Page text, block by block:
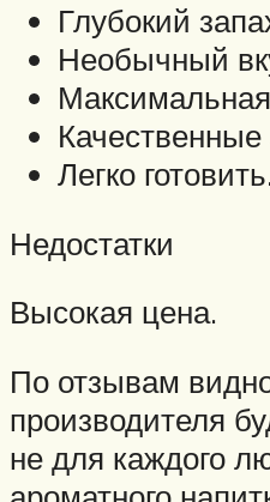
Глубокий
Необычный
Качественные
Легко готовить.
Недостатки
Высокая цена.
По отзывам
производителя
не для каждого